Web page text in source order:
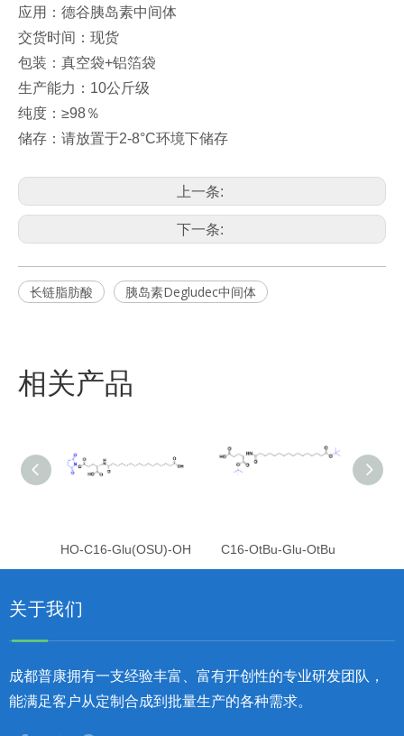
应用：德谷胰岛素中间体
交货时间：现货
包装：真空袋+铝箔袋
生产能力：10公斤级
纯度：≥98％
储存：请放置于2-8°C环境下储存
上一条:
下一条:
长链脂肪酸 胰岛素Degludec中间体
相关产品
HO-C16-Glu(OSU)-OH C16-OtBu-Glu-OtBu
关于我们
成都普康拥有一支经验丰富、富有开创性的专业研发团队，
能满足客户从定制合成到批量生产的各种需求。